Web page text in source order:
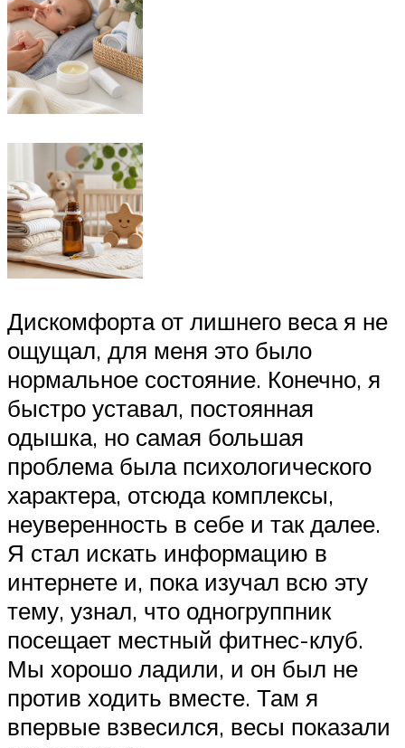
Дискомфорта от лишнего веса я не
ощущал, для меня это было
нормальное состояние. Конечно, я
быстро уставал, постоянная
одышка, но самая большая
проблема была психологического
характера, отсюда комплексы,
неуверенность в себе и так далее.
Я стал искать информацию в
интернете и, пока изучал всю эту
тему, узнал, что одногруппник
посещает местный фитнес-клуб.
Мы хорошо ладили, и он был не
против ходить вместе. Там я
впервые взвесился, весы показали